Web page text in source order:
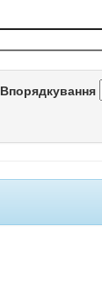
Впорядкування